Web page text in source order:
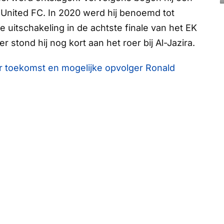
FC. In 2020 werd hij benoemd tot
uitschakeling in de achtste finale van het EK
stond hij nog kort aan het roer bij Al-Jazira.
en mogelijke opvolger Ronald